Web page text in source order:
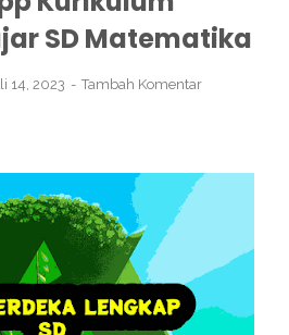
SD Matematika
14, 2023 Tambah Komentar